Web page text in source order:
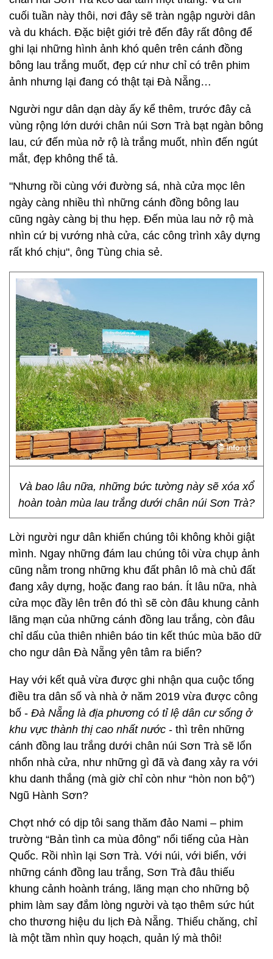
cuối tuần này thôi, nơi đây sẽ tràn ngập người dân
và du khách. Đặc biệt giới trẻ đến đây rất đông để
ghi lại những hình ảnh khó quên trên cánh đồng
bông lau trắng muốt, đẹp cứ như chỉ có trên phim
ảnh nhưng lại đang có thật tại Đà Nẵng…
Người ngư dân dạn dày ấy kể thêm, trước đây cả
vùng rộng lớn dưới chân núi Sơn Trà bạt ngàn bông
lau, cứ đến mùa nở rộ là trắng muốt, nhìn đến ngút
mắt, đẹp không thể tả.
"Nhưng rồi cùng với đường sá, nhà cửa mọc lên
ngày càng nhiều thì những cánh đồng bông lau
cũng ngày càng bị thu hẹp. Đến mùa lau nở rộ mà
nhìn cứ bị vướng nhà cửa, các công trình xây dựng
rất khó chịu", ông Tùng chia sẻ.
Và bao lâu nữa, những bức tường này sẽ xóa xổ
hoàn toàn mùa lau trắng dưới chân núi Sơn Trà?
Lời người ngư dân khiến chúng tôi không khỏi giật
mình. Ngay những đám lau chúng tôi vừa chụp ảnh
cũng nằm trong những khu đất phân lô mà chủ đất
đang xây dựng, hoặc đang rao bán. Ít lâu nữa, nhà
cửa mọc đầy lên trên đó thì sẽ còn đâu khung cảnh
lãng mạn của những cánh đồng lau trắng, còn đâu
chỉ dấu của thiên nhiên báo tin kết thúc mùa bão dữ
cho ngư dân Đà Nẵng yên tâm ra biển?
Hay với kết quả vừa được ghi nhận qua cuộc tổng
điều tra dân số và nhà ở năm 2019 vừa được công
bố - Đà Nẵng là địa phương có tỉ lệ dân cư sống ở
khu vực thành thị cao nhất nước - thì trên những
cánh đồng lau trắng dưới chân núi Sơn Trà sẽ lổn
nhổn nhà cửa, như những gì đã và đang xảy ra với
khu danh thắng (mà giờ chỉ còn như “hòn non bộ”)
Ngũ Hành Sơn?
Chợt nhớ có dịp tôi sang thăm đảo Nami – phim
trường “Bản tình ca mùa đông” nổi tiếng của Hàn
Quốc. Rồi nhìn lại Sơn Trà. Với núi, với biển, với
những cánh đồng lau trắng, Sơn Trà đâu thiếu
khung cảnh hoành tráng, lãng mạn cho những bộ
phim làm say đắm lòng người và tạo thêm sức hút
cho thương hiệu du lịch Đà Nẵng. Thiếu chăng, chỉ
là một tầm nhìn quy hoạch, quản lý mà thôi!